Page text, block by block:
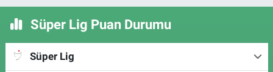
Süper Lig Puan Durumu
Süper Lig